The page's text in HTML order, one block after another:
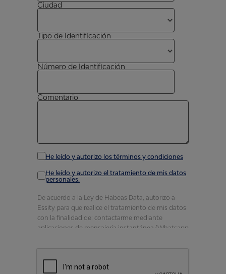
Ciudad
Tipo de Identificación
Número de Identificación
Comentario
He leído y autorizo los términos y condiciones
He leído y autorizo el tratamiento de mis datos
personales.
De acuerdo a la Ley de Habeas Data, autorizo a
Essity para que realice el tratamiento de mis datos
con la finalidad de: contactarme mediante
aplicaciones de mensajería instantánea (Whatsapp
productos, diseño de productos y servicios
mediante la gestión y análisis de las preferencias,